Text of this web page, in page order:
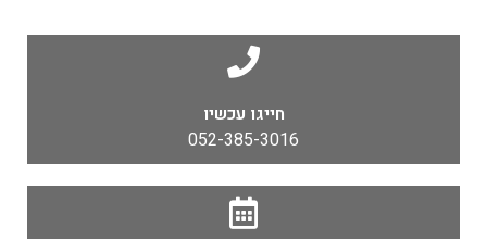
חייגו עכשיו
052-385-3016